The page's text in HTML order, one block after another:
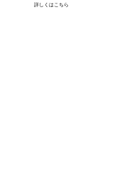
詳しくはこちら